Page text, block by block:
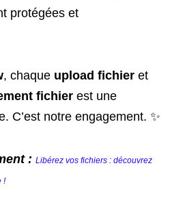
protégées et
, chaque upload fichieret
fichierest une
C’est notre engagement. ✨
: Libérez vos fichiers : découvrez
!